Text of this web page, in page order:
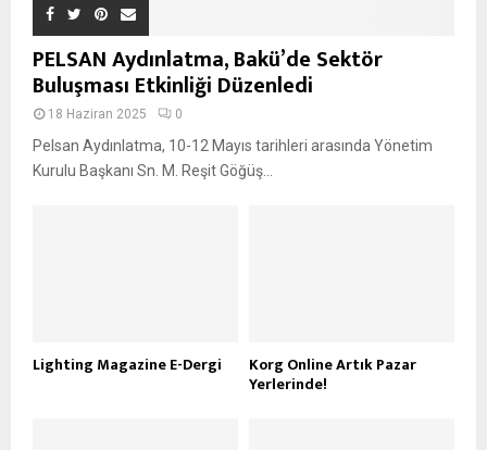
PELSAN Aydınlatma, Bakü’de Sektör
Buluşması Etkinliği Düzenledi
18 Haziran 2025 0
Pelsan Aydınlatma, 10-12 Mayıs tarihleri arasında Yönetim
Kurulu Başkanı Sn. M. Reşit Göğüş...
Lighting Magazine E-Dergi Korg Online Artık Pazar
Yerlerinde!